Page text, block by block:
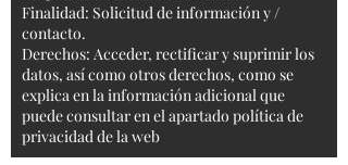
Finalidad: Solicitud de información y /
contacto.
Derechos: Acceder, rectificar y suprimir los
datos, así como otros derechos, como se
explica en la información adicional que
puede consultar en el apartado política de
privacidad de la web